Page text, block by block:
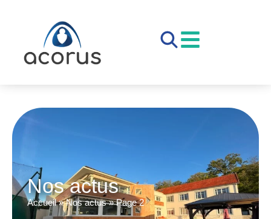
Nos actus
Accueil»Nos actus»Page 2